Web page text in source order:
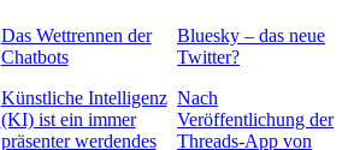
Das Wettrennen der
Chatbots
Künstliche Intelligenz
(KI) ist ein immer
präsenter werdendes
Bluesky – das neue
Twitter?
Nach
Veröffentlichung der
Threads-App von